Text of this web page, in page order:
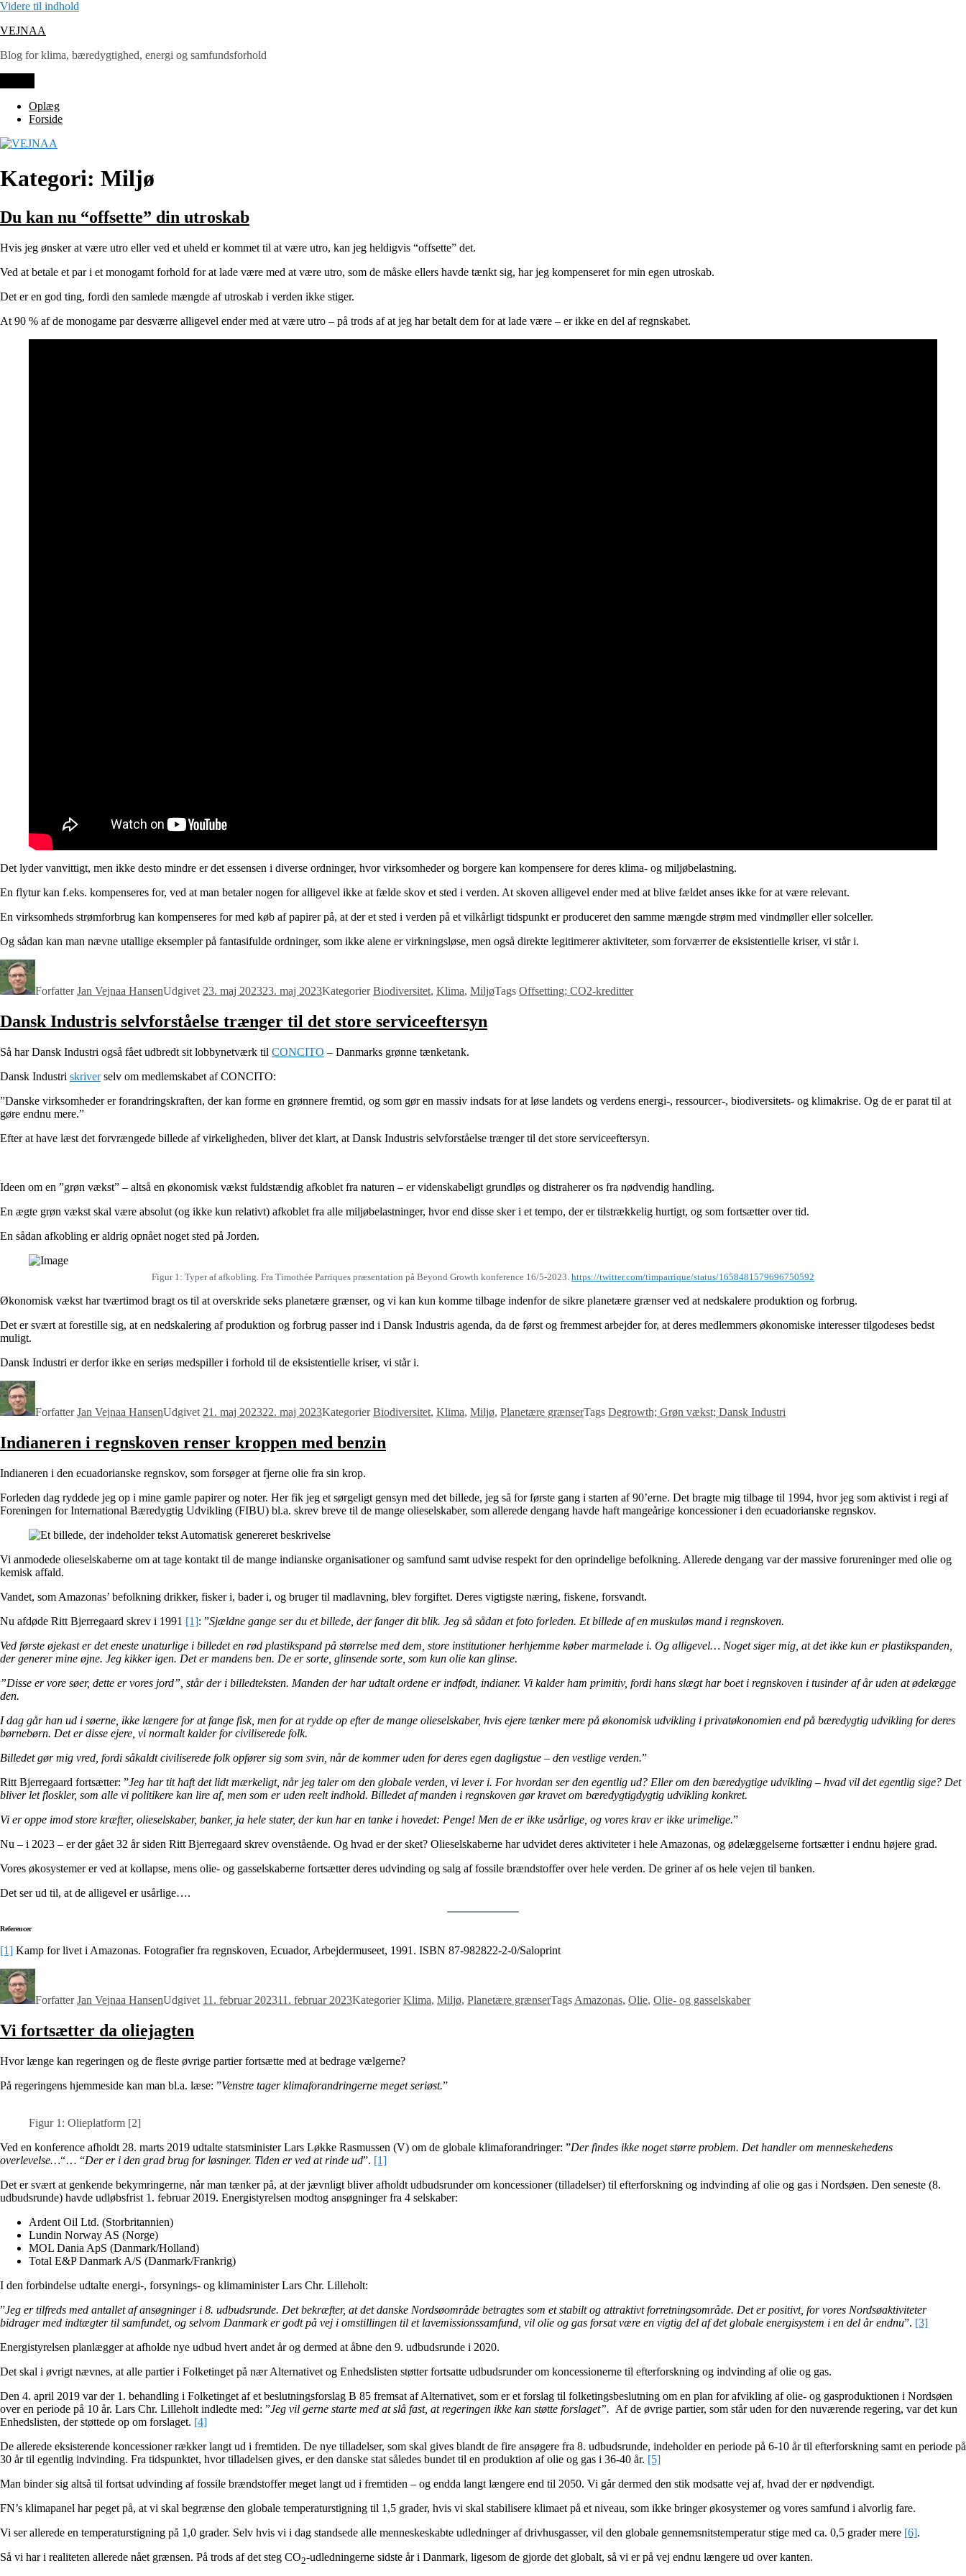
Videre til indhold
VEJNAA
Blog for klima, bæredygtighed, energi og samfundsforhold
Oplæg
Forside
Kategori: Miljø
Du kan nu “offsette” din utroskab
Hvis jeg ønsker at være utro eller ved et uheld er kommet til at være utro, kan jeg heldigvis “offsette” det.
Ved at betale et par i et monogamt forhold for at lade være med at være utro, som de måske ellers havde tænkt sig, har jeg kompenseret for min egen utroskab.
Det er en god ting, fordi den samlede mængde af utroskab i verden ikke stiger.
At 90 % af de monogame par desværre alligevel ender med at være utro – på trods af at jeg har betalt dem for at lade være – er ikke en del af regnskabet.
Det lyder vanvittigt, men ikke desto mindre er det essensen i diverse ordninger, hvor virksomheder og borgere kan kompensere for deres klima- og miljøbelastning.
En flytur kan f.eks. kompenseres for, ved at man betaler nogen for alligevel ikke at fælde skov et sted i verden. At skoven alligevel ender med at blive fældet anses ikke for at være relevant.
En virksomheds strømforbrug kan kompenseres for med køb af papirer på, at der et sted i verden på et vilkårligt tidspunkt er produceret den samme mængde strøm med vindmøller eller solceller.
Og sådan kan man nævne utallige eksempler på fantasifulde ordninger, som ikke alene er virkningsløse, men også direkte legitimerer aktiviteter, som forværrer de eksistentielle kriser, vi står i.
ForfatterJan Vejnaa HansenUdgivet 23. maj 202323. maj 2023KategorierBiodiversitet, Klima, MiljøTags Offsetting; CO2-kreditter
Dansk Industris selvforståelse trænger til det store serviceeftersyn
Så har Dansk Industri også fået udbredt sit lobbynetværk til CONCITO – Danmarks grønne tænketank.
Dansk Industri skriverselv om medlemskabet af CONCITO:
”Danske virksomheder er forandringskraften, der kan forme en grønnere fremtid, og som gør en massiv indsats for at løse landets og verdens energi-, ressourcer-, biodiversitets- og klimakrise. Og de er parat til at
gøre endnu mere.”
Efter at have læst det forvrængede billede af virkeligheden, bliver det klart, at Dansk Industris selvforståelse trænger til det store serviceeftersyn.
Ideen om en ”grøn vækst” – altså en økonomisk vækst fuldstændig afkoblet fra naturen – er videnskabeligt grundløs og distraherer os fra nødvendig handling.
En ægte grøn vækst skal være absolut (og ikke kun relativt) afkoblet fra alle miljøbelastninger, hvor end disse sker i et tempo, der er tilstrækkelig hurtigt, og som fortsætter over tid.
En sådan afkobling er aldrig opnået noget sted på Jorden.
Figur 1: Typer af afkobling. Fra Timothée Parriques præsentation på Beyond Growth konference 16/5-2023. https://twitter.com/timparrique/status/1658481579696750592
Økonomisk vækst har tværtimod bragt os til at overskride seks planetære grænser, og vi kan kun komme tilbage indenfor de sikre planetære grænser ved at nedskalere produktion og forbrug.
Det er svært at forestille sig, at en nedskalering af produktion og forbrug passer ind i Dansk Industris agenda, da de først og fremmest arbejder for, at deres medlemmers økonomiske interesser tilgodeses bedst
muligt.
Dansk Industri er derfor ikke en seriøs medspiller i forhold til de eksistentielle kriser, vi står i.
ForfatterJan Vejnaa HansenUdgivet 21. maj 202322. maj 2023KategorierBiodiversitet, Klima, Miljø, Planetære grænserTags Degrowth; Grøn vækst; Dansk Industri
Indianeren i regnskoven renser kroppen med benzin
Indianeren i den ecuadorianske regnskov, som forsøger at fjerne olie fra sin krop.
Forleden dag ryddede jeg op i mine gamle papirer og noter. Her fik jeg et sørgeligt gensyn med det billede, jeg så for første gang i starten af 90’erne. Det bragte mig tilbage til 1994, hvor jeg som aktivist i regi af
Foreningen for International Bæredygtig Udvikling (FIBU) bl.a. skrev breve til de mange olieselskaber, som allerede dengang havde haft mangeårige koncessioner i den ecuadorianske regnskov.
Vi anmodede olieselskaberne om at tage kontakt til de mange indianske organisationer og samfund samt udvise respekt for den oprindelige befolkning. Allerede dengang var der massive forureninger med olie og
kemisk affald.
Vandet, som Amazonas’ befolkning drikker, fisker i, bader i, og bruger til madlavning, blev forgiftet. Deres vigtigste næring, fiskene, forsvandt.
Nu afdøde Ritt Bjerregaard skrev i 1991 [1]: ”Sjældne gange ser du et billede, der fanger dit blik. Jeg så sådan et foto forleden. Et billede af en muskuløs mand i regnskoven.
Ved første øjekast er det eneste unaturlige i billedet en rød plastikspand på størrelse med dem, store institutioner herhjemme køber marmelade i. Og alligevel… Noget siger mig, at det ikke kun er plastikspanden,
der generer mine øjne. Jeg kikker igen. Det er mandens ben. De er sorte, glinsende sorte, som kun olie kan glinse.
”Disse er vore søer, dette er vores jord”, står der i billedteksten. Manden der har udtalt ordene er indfødt, indianer. Vi kalder ham primitiv, fordi hans slægt har boet i regnskoven i tusinder af år uden at ødelægge
den.
I dag går han ud i søerne, ikke længere for at fange fisk, men for at rydde op efter de mange olieselskaber, hvis ejere tænker mere på økonomisk udvikling i privatøkonomien end på bæredygtig udvikling for deres
børnebørn. Det er disse ejere, vi normalt kalder for civiliserede folk.
Billedet gør mig vred, fordi såkaldt civiliserede folk opfører sig som svin, når de kommer uden for deres egen dagligstue – den vestlige verden.”
Ritt Bjerregaard fortsætter: ”Jeg har tit haft det lidt mærkeligt, når jeg taler om den globale verden, vi lever i. For hvordan ser den egentlig ud? Eller om den bæredygtige udvikling – hvad vil det egentlig sige? Det
bliver let floskler, som alle vi politikere kan lire af, men som er uden reelt indhold. Billedet af manden i regnskoven gør kravet om bæredygtigdygtig udvikling konkret.
Vi er oppe imod store kræfter, olieselskaber, banker, ja hele stater, der kun har en tanke i hovedet: Penge! Men de er ikke usårlige, og vores krav er ikke urimelige.”
Nu – i 2023 – er der gået 32 år siden Ritt Bjerregaard skrev ovenstående. Og hvad er der sket? Olieselskaberne har udvidet deres aktiviteter i hele Amazonas, og ødelæggelserne fortsætter i endnu højere grad.
Vores økosystemer er ved at kollapse, mens olie- og gasselskaberne fortsætter deres udvinding og salg af fossile brændstoffer over hele verden. De griner af os hele vejen til banken.
Det ser ud til, at de alligevel er usårlige….
Referencer
[1] Kamp for livet i Amazonas. Fotografier fra regnskoven, Ecuador, Arbejdermuseet, 1991. ISBN 87-982822-2-0/Saloprint
ForfatterJan Vejnaa HansenUdgivet 11. februar 202311. februar 2023KategorierKlima, Miljø, Planetære grænserTags Amazonas, Olie, Olie- og gasselskaber
Vi fortsætter da oliejagten
Hvor længe kan regeringen og de fleste øvrige partier fortsætte med at bedrage vælgerne?
På regeringens hjemmeside kan man bl.a. læse: ”Venstre tager klimaforandringerne meget seriøst.”
Figur 1: Olieplatform [2]
Ved en konference afholdt 28. marts 2019 udtalte statsminister Lars Løkke Rasmussen (V) om de globale klimaforandringer: ”Der findes ikke noget større problem. Det handler om menneskehedens
overlevelse…“… “Der er i den grad brug for løsninger. Tiden er ved at rinde ud”. [1]
Det er svært at genkende bekymringerne, når man tænker på, at der jævnligt bliver afholdt udbudsrunder om koncessioner (tilladelser) til efterforskning og indvinding af olie og gas i Nordsøen. Den seneste (8.
udbudsrunde) havde udløbsfrist 1. februar 2019. Energistyrelsen modtog ansøgninger fra 4 selskaber:
Ardent Oil Ltd. (Storbritannien)
Lundin Norway AS (Norge)
MOL Dania ApS (Danmark/Holland)
Total E&P Danmark A/S (Danmark/Frankrig)
I den forbindelse udtalte energi-, forsynings- og klimaminister Lars Chr. Lilleholt:
”Jeg er tilfreds med antallet af ansøgninger i 8. udbudsrunde. Det bekræfter, at det danske Nordsøområde betragtes som et stabilt og attraktivt forretningsområde. Det er positivt, for vores Nordsøaktiviteter
bidrager med indtægter til samfundet, og selvom Danmark er godt på vej i omstillingen til et lavemissionssamfund, vil olie og gas forsat være en vigtig del af det globale energisystem i en del år endnu”. [3]
Energistyrelsen planlægger at afholde nye udbud hvert andet år og dermed at åbne den 9. udbudsrunde i 2020.
Det skal i øvrigt nævnes, at alle partier i Folketinget på nær Alternativet og Enhedslisten støtter fortsatte udbudsrunder om koncessionerne til efterforskning og indvinding af olie og gas.
Den 4. april 2019 var der 1. behandling i Folketinget af et beslutningsforslag B 85 fremsat af Alternativet, som er et forslag til folketingsbeslutning om en plan for afvikling af olie- og gasproduktionen i Nordsøen
over en periode på 10 år. Lars Chr. Lilleholt indledte med: ”Jeg vil gerne starte med at slå fast, at regeringen ikke kan støtte forslaget”. Af de øvrige partier, som står uden for den nuværende regering, var det kun
Enhedslisten, der støttede op om forslaget. [4]
De allerede eksisterende koncessioner rækker langt ud i fremtiden. De nye tilladelser, som skal gives blandt de fire ansøgere fra 8. udbudsrunde, indeholder en periode på 6-10 år til efterforskning samt en periode på
30 år til egentlig indvinding. Fra tidspunktet, hvor tilladelsen gives, er den danske stat således bundet til en produktion af olie og gas i 36-40 år. [5]
Man binder sig altså til fortsat udvinding af fossile brændstoffer meget langt ud i fremtiden – og endda langt længere end til 2050. Vi går dermed den stik modsatte vej af, hvad der er nødvendigt.
FN’s klimapanel har peget på, at vi skal begrænse den globale temperaturstigning til 1,5 grader, hvis vi skal stabilisere klimaet på et niveau, som ikke bringer økosystemer og vores samfund i alvorlig fare.
Vi ser allerede en temperaturstigning på 1,0 grader. Selv hvis vi i dag standsede alle menneskeskabte udledninger af drivhusgasser, vil den globale gennemsnitstemperatur stige med ca. 0,5 grader mere [6].
Så vi har i realiteten allerede nået grænsen. På trods af det steg CO2-udledningerne sidste år i Danmark, ligesom de gjorde det globalt, så vi er på vej endnu længere ud over kanten.